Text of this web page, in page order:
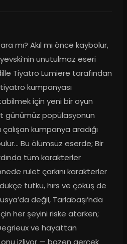
mı? Akıl mı önce kaybolur,
unutulmaz eseri
Tiyatro Lumiere tarafından
kumpanyası
için yeni bir oyun
günümüz popülasyonun
kumpanya aradığı
Bu ölümsüz eserde; Bir
tüm karakterler
rulet çarkını karakterler
tutku, hırs ve çöküş de
değil, Tarlabaşı’nda
her şeyini riske atarken;
ve hayattan